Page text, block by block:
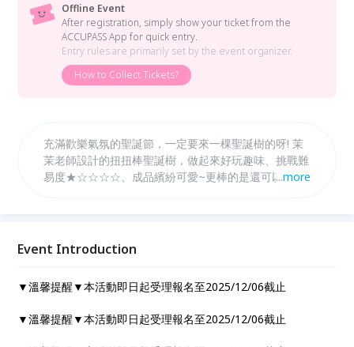
Offline Event
After registration, simply show your ticket from the
ACCUPASS App for quick entry.
Entry rules are primarily set by the event organizer.
How to Collect Tickets?
充滿歡樂氣氛的聖誕節，一定要來一棵聖誕樹的呀! 茉
茉老師設計的扭扭棒聖誕樹，做起來好玩趣味、挑戰難
易度★☆☆☆☆、成品繽紛可愛~更棒的是還可以直接
...more
Event Introduction
▼溫馨提醒▼本活動即日起受理報名至2025/12/06截止
▼溫馨提醒▼本活動即日起受理報名至2025/12/06截止